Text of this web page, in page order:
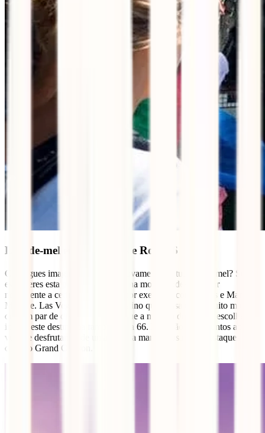
Lua-de-mel em Las Vegas e Rota 66
Consegues imaginar casares-te novamente na tua lua-de-mel? Se
escolheres esta proposta que está na moda, podes celebrar
novamente a cerimónia vestida, por exemplo, como Elvis e Marilyn
Monroe. Las Vegas não é um destino que possa durar muito mais do
que um par de dias, e é por isso que a maioria dos casais escolhem
incluir este destino na famosa Rota 66. Passarão horas juntos ao
volante desfrutando de uma estrada maravilhosa com destaques
como o Grand Canyon.